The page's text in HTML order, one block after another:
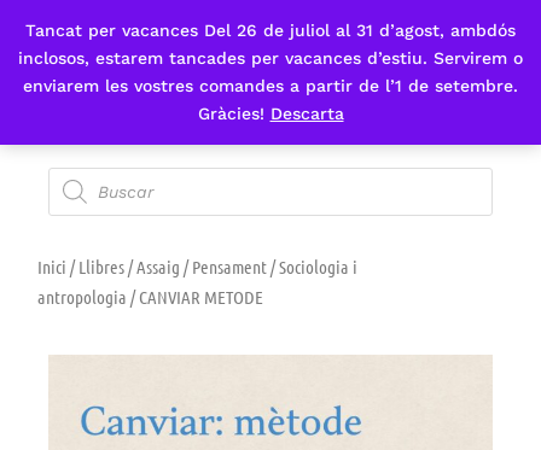
Tancat per vacances Del 26 de juliol al 31 d’agost, ambdós
inclosos, estarem tancades per vacances d’estiu. Servirem o
enviarem les vostres comandes a partir de l’1 de setembre.
Gràcies! Descarta
Fes-te'n sòcia
Inici /Llibres/Assaig /Pensament/Sociologia i
antropologia / CANVIAR METODE